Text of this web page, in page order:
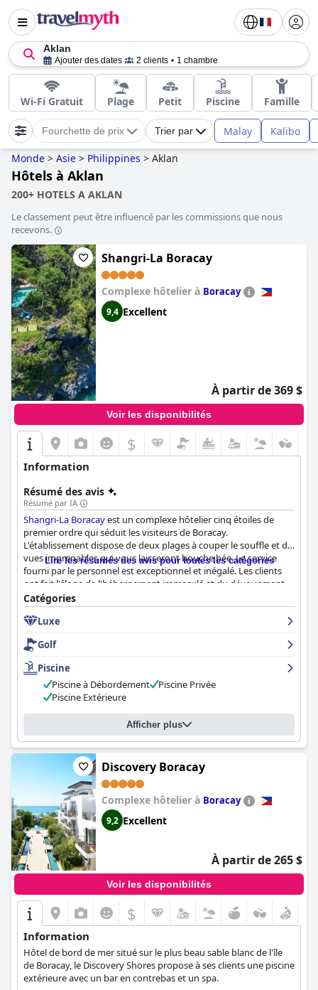
Aklan
Ajouter des dates 2 clients 1 chambre
Wi-Fi Gratuit Plage Petit Piscine Famille
Fourchette de prix Trier par Malay Kalibo
Monde > Asie > Philippines > Aklan
Hôtels à Aklan
200+ HOTELS A AKLAN
Le classement peut être influencé par les commissions que nous
recevons.
Shangri-La Boracay
Complexe hôtelier à Boracay
9,4 Excellent
À partir de 369 $
Voir les disponibilités
$
Information
Résumé des avis
Résumé par IA
Shangri-La Boracayest un complexe hôtelier cinq étoiles de
premier ordre qui séduit les visiteurs de Boracay.
L'établissement dispose de deux plages à couper le souffle et de
vues imprenables qui vous laisseront bouche bée. Le service
fourni par le personnel est exceptionnel et inégalé. Les clients
ont fait l'éloge de l'hébergement immaculé et du dévouement
du personnel pour vous faire passer un moment fantastique.
L'hôtel dispose de superbes installations et offre une expérience
très privée et sereine. Le responsable des relations avec les
clients de l'hôtel, Junee, est décrit comme le concierge idéal que
tout hôtel cinq étoiles souhaite avoir. Le
offre un service 5 étoiles abordable et excellent, comparable aux
hôtels Four Seasons. C'est le meilleur hôtel de Boracay en bord
de mer, à ne pas manquer. Un séjour auShangri-La Boracay
distingue de toute autre expérience cinq étoiles.
Lire les résumés des avis pour toutes les catégories
Catégories
Luxe
Golf
Piscine
Piscine à Débordement
Piscine Privée
Piscine Extérieure
Afficher plus
Discovery Boracay
Complexe hôtelier à Boracay
9,2 Excellent
À partir de 265 $
Voir les disponibilités
$
Information
Hôtel de bord de mer situé sur le plus beau sable blanc de l'île
de Boracay, le Discovery Shores propose à ses clients une piscine
extérieure avec un bar en contrebas et un spa.